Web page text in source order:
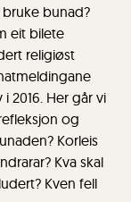
bunad?
eit bilete
religiøst
2016. Her går vi
og
Korleis
Kva skal
Kven fell